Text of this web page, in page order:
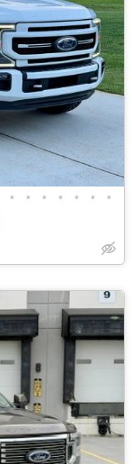
• • • • • • •